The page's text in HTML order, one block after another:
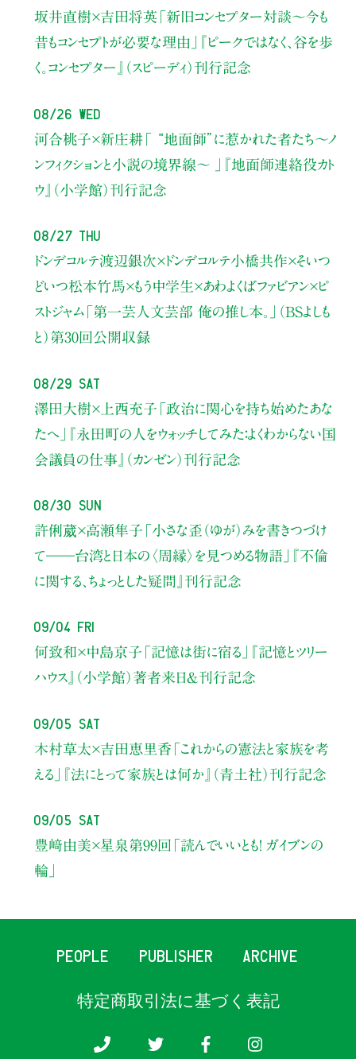
坂井直樹×吉田将英「新旧コンセプター対談～今も
昔もコンセプトが必要な理由」
『ピークではなく、谷を歩
く。コンセプター』（スピーディ）刊行記念
08/26 Wed
河合桃子×新庄耕「 “地面師”に惹かれた者たち〜ノ
ンフィクションと小説の境界線〜 」
『地面師連絡役カト
ウ』（小学館）刊行記念
08/27 Thu
ドンデコルテ渡辺銀次×ドンデコルテ小橋共作×そいつ
どいつ松本竹馬×もう中学生×あわよくばファビアン×ピ
ストジャム「第一芸人文芸部 俺の推し本。」（BSよしも
と） 第30回公開収録
08/29 Sat
澤田大樹×上西充子 「政治に関心を持ち始めたあな
たへ」
『永田町の人をウォッチしてみた：よくわからない国
会議員の仕事』（カンゼン）刊行記念
08/30 Sun
許俐葳×高瀬隼子 「小さな歪（ゆが）みを書きつづけ
て――台湾と日本の〈周縁〉を見つめる物語」
『不倫
に関する、ちょっとした疑問』刊行記念
09/04 Fri
何致和×中島京子 「記憶は街に宿る」
『記憶とツリー
ハウス』（小学館）著者来日＆刊行記念
09/05 Sat
木村草太×吉田恵里香 「これからの憲法と家族を考
える」
『法にとって家族とは何か』（青土社）刊行記念
09/05 Sat
豊﨑由美×星泉 第99回「読んでいいとも！ ガイブンの
輪」
PEOPLE PUBLISHER ARCHIVE
特定商取引法に基づく表記